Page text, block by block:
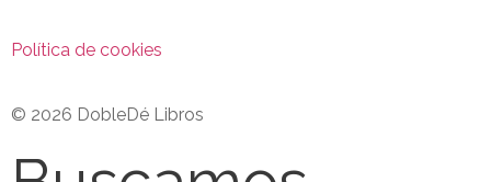
Política de cookies
© 2026 DobleDé Libros